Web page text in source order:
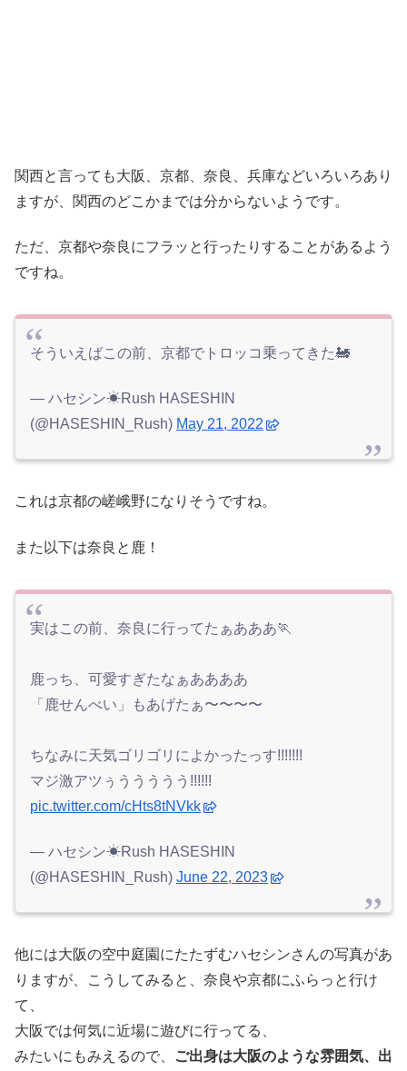
関西と言っても大阪、京都、奈良、兵庫などいろいろあり
ますが、関西のどこかまでは分からないようです。
ただ、京都や奈良にフラッと行ったりすることがあるよう
ですね。
そういえばこの前、京都でトロッコ乗ってきた🚂
— ハセシン☀Rush HASESHIN
(@HASESHIN_Rush) May 21, 2022
これは京都の嵯峨野になりそうですね。
また以下は奈良と鹿！
実はこの前、奈良に行ってたぁあああ🏃
鹿っち、可愛すぎたなぁああああ
「鹿せんべい」もあげたぁ〜〜〜〜
ちなみに天気ゴリゴリによかったっす!!!!!!!
マジ激アツぅううううう!!!!!!
pic.twitter.com/cHts8tNVkk
— ハセシン☀Rush HASESHIN
(@HASESHIN_Rush) June 22, 2023
他には大阪の空中庭園にたたずむハセシンさんの写真があ
りますが、こうしてみると、奈良や京都にふらっと行け
て、
大阪では何気に近場に遊びに行ってる、
みたいにもみえるので、
ご出身は大阪のような雰囲気、出